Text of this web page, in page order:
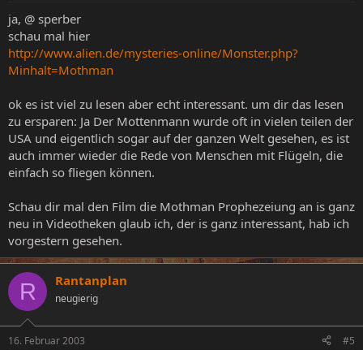
ja, @ sperber
schau mal hier
http://www.alien.de/mysteries-online/Monster.php?
Minhalt=Mothman
ok es ist viel zu lesen aber echt interessant. um dir das lesen
zu ersparen: Ja Der Mottenmann wurde oft in vielen teilen der
USA und eigentlich sogar auf der ganzen Welt gesehen, es ist
auch immer wieder die Rede von Menschen mit Flügeln, die
einfach so fliegen können.
Schau dir mal den Film die Mothman Prophezeiung an is ganz
neu in Videotheken glaub ich, der is ganz interessant, hab ich
vorgestern gesehen.
R Rantanplan
neugierig
16. Februar 2003 #5